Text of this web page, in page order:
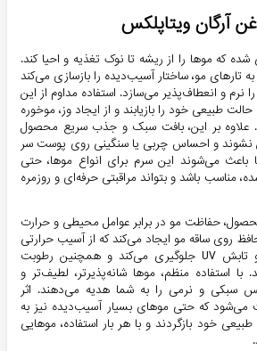
آرگان ویتاپلکس
که موها را از ریشه تا نوک تغذیه و احیا کند.
تارهای مو، ساختار آسیب‌دیده را بازسازی می‌کند
و انعطاف‌پذیر می‌سازد. استفاده مداوم از این
طبیعی خود را بازیابند و از ایجاد وز، موخوره
علاوه بر این، بافت سبک و جذب سریع محصول
و احساس چربی یا سنگینی روی پوست سر
باعث می‌شوند این سرم برای انواع موها، حتی
مناسب باشد و بتواند مراقبتی حرفه‌ای و روزمره
حفاظت مو در برابر عوامل محیطی و حرارت
روی ساقه مو ایجاد می‌کند که از آسیب حرارتی
ناشی از سشوار، اتو مو و تابش UV جلوگیری می‌کند و همچنین رطوبت
استفاده منظم، موها شانه‌پذیرتر، لطیف‌تر و
سبکی و نرمی را به شما هدیه می‌دهند. اثر
که حتی موهای بسیار آسیب‌دیده نیز به
خود بازگردند و با هر بار استفاده، موهایی